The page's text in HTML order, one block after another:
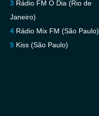
Rádio FM O Dia (Rio de
Janeiro)
Rádio Mix FM (São Paulo)
Kiss (São Paulo)